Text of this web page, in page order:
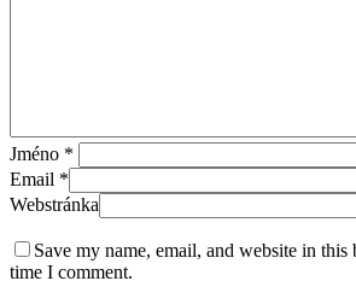
Jméno *
Email *
Webstránka
Save my name, email, and website in
time I comment.